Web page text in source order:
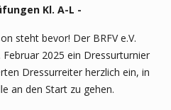
Kl. A-L -
steht bevor! Der BRFV e.V.
2025 ein Dressurturnier
Dressurreiter herzlich ein, in
an den Start zu gehen.